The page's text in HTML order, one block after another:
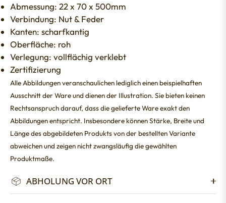
Abmessung: 22 x 70 x 500mm
Verbindung: Nut & Feder
Kanten: scharfkantig
Oberfläche: roh
Verlegung: vollflächig verklebt
Zertifizierung
Alle Abbildungen veranschaulichen lediglich einen beispielhaften
Ausschnitt der Ware und dienen der Illustration. Sie bieten keinen
Rechtsanspruch darauf, dass die gelieferte Ware exakt den
Abbildungen entspricht. Insbesondere können Stärke, Breite und
Länge des abgebildeten Produkts von der bestellten Variante
abweichen und zeigen nicht zwangsläufig die gewählten
Produktmaße.
ABHOLUNG VOR ORT